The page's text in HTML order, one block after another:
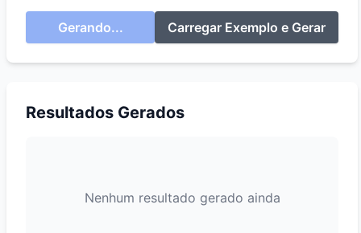
Gerando... Carregar Exemplo e Gerar
Resultados Gerados
Nenhum resultado gerado ainda